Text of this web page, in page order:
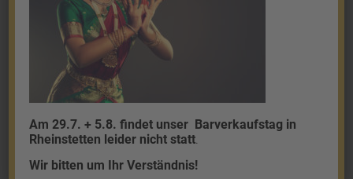
Granalien
Palladium
Platin
Silber
Am 29.7. + 5.8. findet unser Barverkaufstag in
Rheinstetten leider nicht statt.
Wir bitten um Ihr Verständnis!